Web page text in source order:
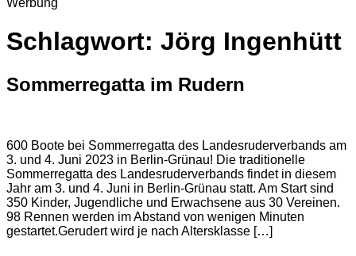
Werbung
Schlagwort: Jörg Ingenhütt
Sommerregatta im Rudern
600 Boote bei Sommerregatta des Landesruderverbands am
3. und 4. Juni 2023 in Berlin-Grünau! Die traditionelle
Sommerregatta des Landesruderverbands findet in diesem
Jahr am 3. und 4. Juni in Berlin-Grünau statt. Am Start sind
350 Kinder, Jugendliche und Erwachsene aus 30 Vereinen.
98 Rennen werden im Abstand von wenigen Minuten
gestartet.Gerudert wird je nach Altersklasse […]